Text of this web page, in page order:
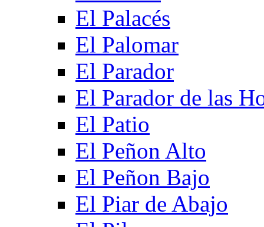
El Palacés
El Palomar
El Parador
El Parador de las
El Patio
El Peñon Alto
El Peñon Bajo
El Piar de Abajo